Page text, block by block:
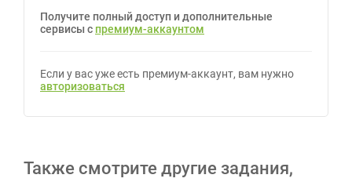
Получите полный доступ и дополнительные
сервисы с премиум-аккаунтом
Если у вас уже есть премиум-аккаунт, вам нужно
авторизоваться
Также смотрите другие задания,